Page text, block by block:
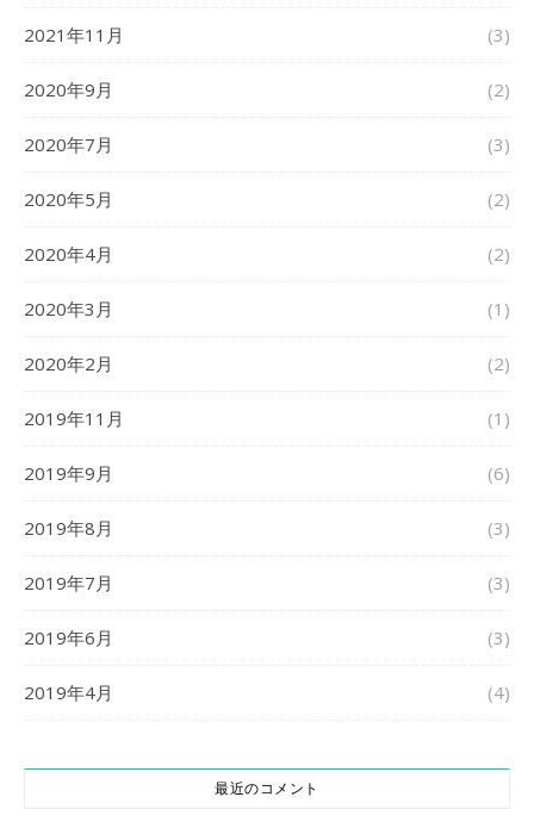
2021年11月 (3)
2020年9月 (2)
2020年7月 (3)
2020年5月 (2)
2020年4月 (2)
2020年3月 (1)
2020年2月 (2)
2019年11月 (1)
2019年9月 (6)
2019年8月 (3)
2019年7月 (3)
2019年6月 (3)
2019年4月 (4)
最近のコメント